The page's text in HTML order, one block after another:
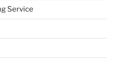
Service